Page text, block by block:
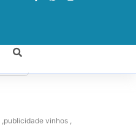
,publicidade vinhos ,